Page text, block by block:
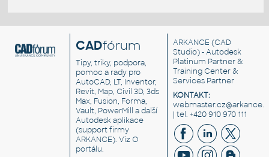
CADfórum
Tipy, triky, podpora,
pomoc a rady pro
AutoCAD, LT, Inventor,
Revit, Map, Civil 3D, 3ds
Max, Fusion, Forma,
Vault, PowerMill a další
Autodesk aplikace
(support firmy
ARKANCE). VizO
portálu.
ARKANCE (CAD
Studio) - Autodesk
Platinum Partner &
Training Center &
Services Partner
KONTAKT:
| tel. +420 910 970 111